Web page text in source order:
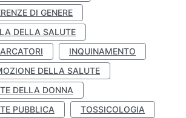
DI GENERE
DELLA SALUTE
INQUINAMENTO
DELLA SALUTE
DELLA DONNA
PUBBLICA
TOSSICOLOGIA